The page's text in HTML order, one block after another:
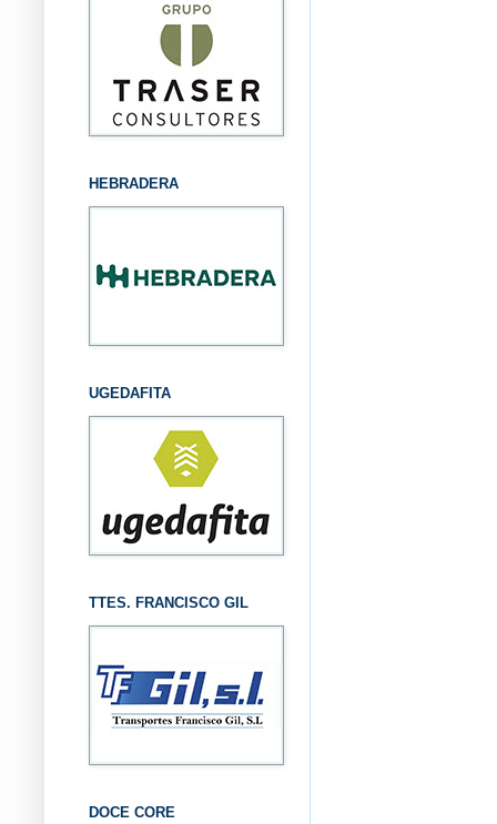
HEBRADERA
UGEDAFITA
TTES. FRANCISCO GIL
DOCE CORE